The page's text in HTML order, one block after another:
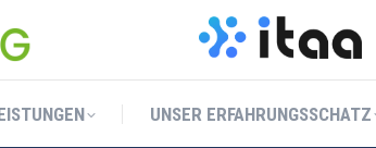
UNSER ERFAHRUNGSSCHATZ
UNSER ERFAHRUNGSSCHATZ